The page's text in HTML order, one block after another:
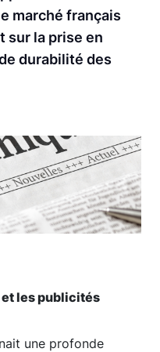
marché français
sur la prise en
durabilité des
et les publicités
une profonde